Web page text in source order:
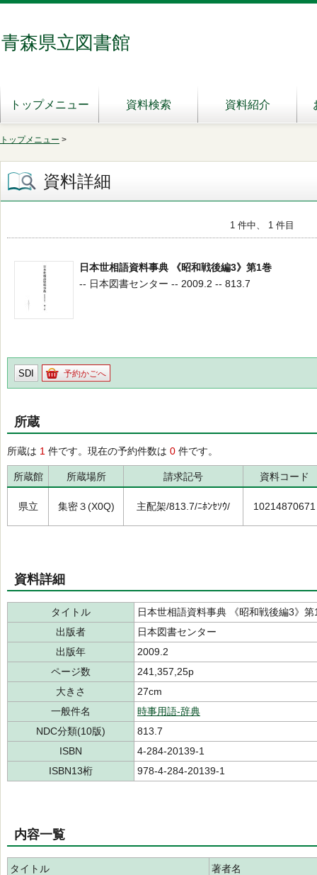
青森県立図書館
トップメニュー 資料検索 資料紹介
トップメニュー >
資料詳細
1 件中、 1 件目
日本世相語資料事典 《昭和戦後編3》第1巻
-- 日本図書センター -- 2009.2 -- 813.7
SDI 予約かごへ
所蔵
所蔵は 1 件です。現在の予約件数は 0 件です。
所蔵館 所蔵場所 請求記号 資料コード
県立 集密３(X0Q) 主配架/813.7/ﾆﾎﾝｾｿｳ/ 10214870671
資料詳細
タイトル
日本世相語資料事典 《昭和戦後編3》第
出版者
日本図書センター
出版年
2009.2
ページ数
241,357,25p
大きさ
27cm
一般件名
時事用語-辞典
NDC分類(10版)
813.7
ISBN
4-284-20139-1
ISBN13桁
978-4-284-20139-1
内容一覧
タイトル
著者名